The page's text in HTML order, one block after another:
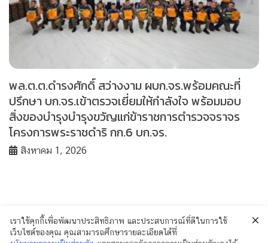
พล.ต.ต.ดำรงศักดิ์ สว่างงาม ผบก.จร.พร้อมคณะที่
ปรึกษา บก.จร.เข้าตรวจเยี่ยมให้กำลังใจ พร้อมมอบ
สิ่งของบำรุงบำรุงขวัญแก่ข้าราชการตำรวจจราจร
โครงการพระราชดำริ กก.6 บก.จร.
สิงหาคม 1, 2026
เราใช้คุกกี้เพื่อพัฒนาประสิทธิภาพ และประสบการณ์ที่ดีในการใช้
เว็บไซต์ของคุณ คุณสามารถศึกษารายละเอียดได้ที่